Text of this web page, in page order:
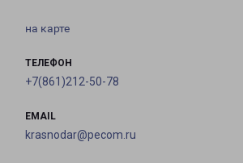
на карте
ТЕЛЕФОН
+7(861)212-50-78
EMAIL
krasnodar@pecom.ru